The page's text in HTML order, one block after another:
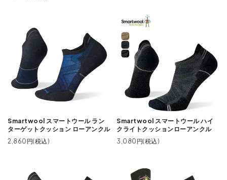
Smartwool スマートウール ラン
ターゲットクッション ローアンクル
2,860円(税込)
Smartwool スマートウール ハイ
クライトクッションローアンクル
3,080円(税込)